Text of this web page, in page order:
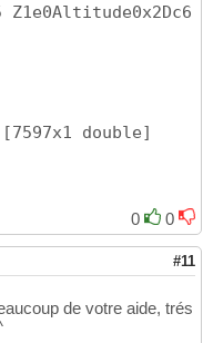
Z1e0Altitude0x2Dc6
[7597x1 double]
7597x1 double ]
0 0
#11
de votre aide, trés